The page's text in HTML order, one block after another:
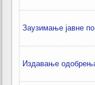
Заузимање јавне
Издавање